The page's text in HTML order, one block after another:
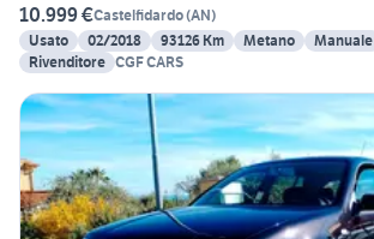
10.999 €Castelfidardo(AN)
Usato
02/2018 93126 Km Metano Manuale
Rivenditore CGF CARS